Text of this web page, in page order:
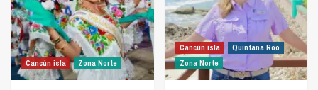
Cancún isla Zona Norte
Cancún isla
Quintana Roo
Zona Norte